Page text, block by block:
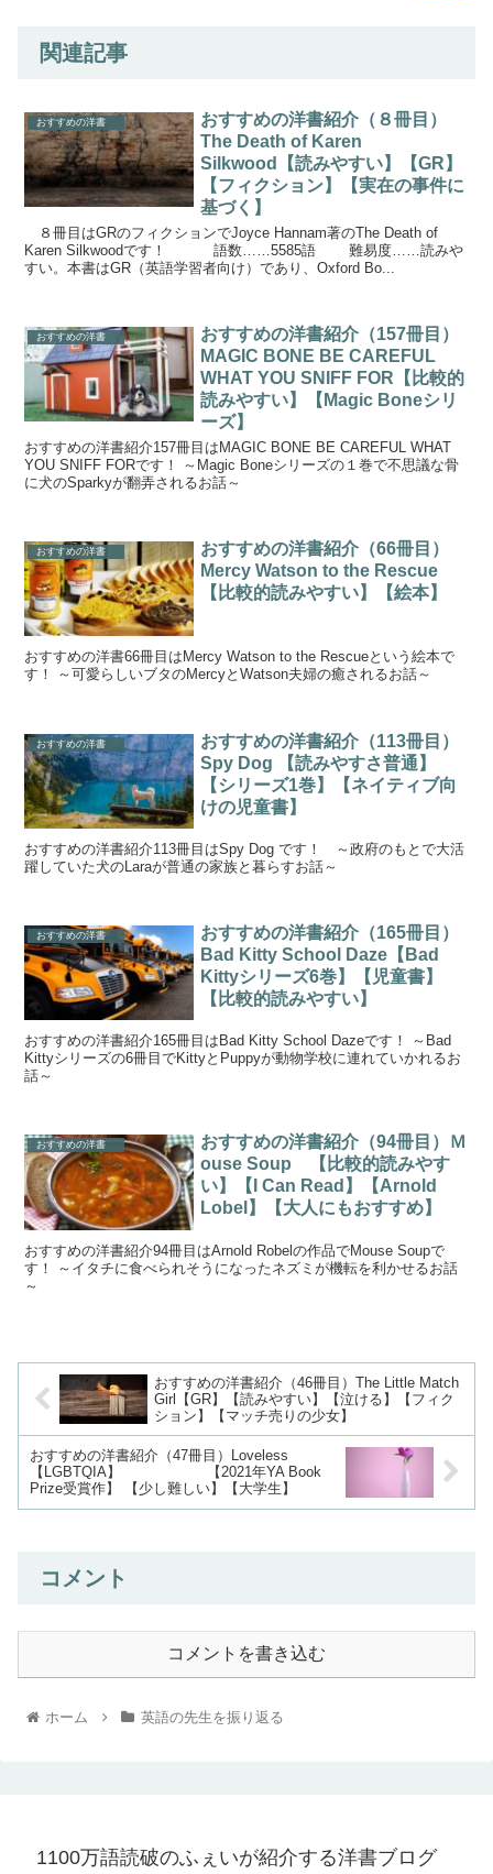
関連記事
おすすめの洋書
おすすめの洋書紹介（８冊目）
The Death of Karen
Silkwood【読みやすい】【GR】
【フィクション】【実在の事件に
基づく】
８冊目はGRのフィクションでJoyce Hannam著のThe Death of
Karen Silkwoodです！ 語数……5585語 難易度……読みや
すい。本書はGR（英語学習者向け）であり、Oxford Bo...
おすすめの洋書
おすすめの洋書紹介（157冊目）
MAGIC BONE BE CAREFUL
WHAT YOU SNIFF FOR【比較的
読みやすい】【Magic Boneシリ
ーズ】
おすすめの洋書紹介157冊目はMAGIC BONE BE CAREFUL WHAT
YOU SNIFF FORです！ ～Magic Boneシリーズの１巻で不思議な骨
に犬のSparkyが翻弄されるお話～
おすすめの洋書
おすすめの洋書紹介（66冊目）
Mercy Watson to the Rescue
【比較的読みやすい】【絵本】
おすすめの洋書66冊目はMercy Watson to the Rescueという絵本で
す！ ～可愛らしいブタのMercyとWatson夫婦の癒されるお話～
おすすめの洋書
おすすめの洋書紹介（113冊目）
Spy Dog 【読みやすさ普通】
【シリーズ1巻】【ネイティブ向
けの児童書】
おすすめの洋書紹介113冊目はSpy Dog です！ ～政府のもとで大活
躍していた犬のLaraが普通の家族と暮らすお話～
おすすめの洋書
おすすめの洋書紹介（165冊目）
Bad Kitty School Daze【Bad
Kittyシリーズ6巻】【児童書】
【比較的読みやすい】
おすすめの洋書紹介165冊目はBad Kitty School Dazeです！ ～Bad
Kittyシリーズの6冊目でKittyとPuppyが動物学校に連れていかれるお
話～
おすすめの洋書
おすすめの洋書紹介（94冊目）Ｍ
ouse Soup 【比較的読みやす
い】【I Can Read】【Arnold
Lobel】【大人にもおすすめ】
おすすめの洋書紹介94冊目はArnold Robelの作品でMouse Soupで
す！ ～イタチに食べられそうになったネズミが機転を利かせるお話
～
おすすめの洋書紹介（46冊目）The Little Match
Girl【GR】【読みやすい】【泣ける】【フィク
ション】【マッチ売りの少女】
おすすめの洋書紹介（47冊目）Loveless
【LGBTQIA】 【2021年YA Book
Prize受賞作】 【少し難しい】【大学生】
コメント
コメントを書き込む
ホーム 英語の先生を振り返る
1100万語読破のふぇいが紹介する洋書ブログ